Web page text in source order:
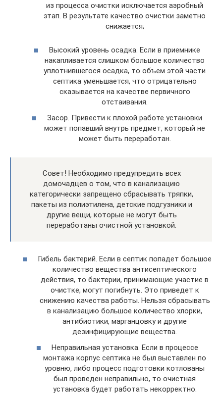
из процесса очистки исключается аэробный
этап. В результате качество очистки заметно
снижается;
Высокий уровень осадка. Если в приемнике
накапливается слишком большое количество
уплотнившегося осадка, то объем этой части
септика уменьшается, что отрицательно
сказывается на качестве первичного
отстаивания.
Засор. Привести к плохой работе установки
может попавший внутрь предмет, который не
может быть переработан.
Совет! Необходимо предупредить всех
домочадцев о том, что в канализацию
категорически запрещено сбрасывать тряпки,
пакеты из полиэтилена, детские подгузники и
другие вещи, которые не могут быть
переработаны очистной установкой.
Гибель бактерий. Если в септик попадет большое
количество вещества антисептического
действия, то бактерии, принимающие участие в
очистке, могут погибнуть. Это приведет к
снижению качества работы. Нельзя сбрасывать
в канализацию большое количество хлорки,
антибиотики, марганцовку и другие
дезинфицирующие вещества.
Неправильная установка. Если в процессе
монтажа корпус септика не был выставлен по
уровню, либо процесс подготовки котлованы
был проведен неправильно, то очистная
установка будет работать некорректно.